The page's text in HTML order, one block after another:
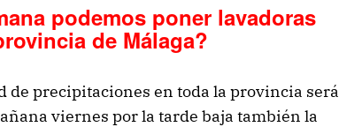
podemos poner lavadoras
de Málaga?
de precipitaciones en toda la provincia será
viernes por la tarde baja también la